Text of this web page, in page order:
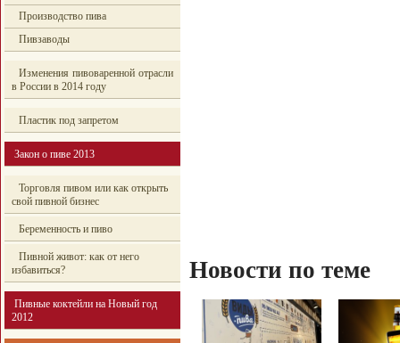
Производство пива
Пивзаводы
Изменения пивоваренной отрасли
в России в 2014 году
Пластик под запретом
Закон о пиве 2013
Торговля пивом или как открыть
свой пивной бизнес
Беременность и пиво
Пивной живот: как от него
избавиться?
Пивные коктейли на Новый год
2012
Новости по теме